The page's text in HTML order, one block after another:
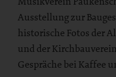
Ausstellung zur
historische Fotos der
und der
Gespräche bei Kaffee